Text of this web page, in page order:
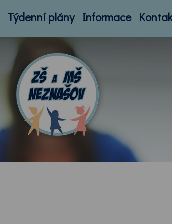
Týdenní plány Informace